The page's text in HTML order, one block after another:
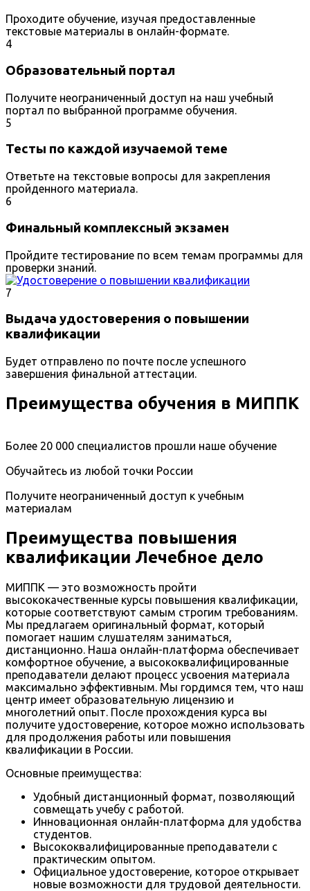
Проходите обучение, изучая предоставленные
текстовые материалы в онлайн-формате.
4
Образовательный портал
Получите неограниченный доступ на наш учебный
портал по выбранной программе обучения.
5
Тесты по каждой изучаемой теме
Ответьте на текстовые вопросы для закрепления
пройденного материала.
6
Финальный комплексный экзамен
Пройдите тестирование по всем темам программы для
проверки знаний.
7
Выдача удостоверения о повышении
квалификации
Будет отправлено по почте после успешного
завершения финальной аттестации.
Преимущества обучения в МИППК
Более 20 000 специалистов прошли наше обучение
Обучайтесь из любой точки России
Получите неограниченный доступ к учебным
материалам
Преимущества повышения
квалификации Лечебное дело
МИППК — это возможность пройти
высококачественные курсы повышения квалификации,
которые соответствуют самым строгим требованиям.
Мы предлагаем оригинальный формат, который
помогает нашим слушателям заниматься,
дистанционно. Наша онлайн-платформа обеспечивает
комфортное обучение, а высококвалифицированные
преподаватели делают процесс усвоения материала
максимально эффективным. Мы гордимся тем, что наш
центр имеет образовательную лицензию и
многолетний опыт. После прохождения курса вы
получите удостоверение, которое можно использовать
для продолжения работы или повышения
квалификации в России.
Основные преимущества:
Удобный дистанционный формат, позволяющий
совмещать учебу с работой.
Инновационная онлайн-платформа для удобства
студентов.
Высококвалифицированные преподаватели с
практическим опытом.
Официальное удостоверение, которое открывает
новые возможности для трудовой деятельности.